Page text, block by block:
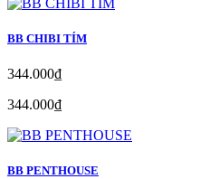
BB CHIBI TÍM
344.000₫
344.000₫
BB PENTHOUSE